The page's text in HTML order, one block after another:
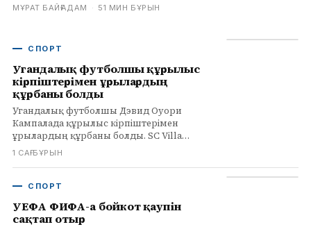
МҰРАТ БАЙҒАДАМ · 51 МИН БҰРЫН
СПОРТ
Угандалық футболшы құрылыс
кірпіштерімен ұрылардың
құрбаны болды
Угандалық футболшы Дэвид Оуори
Кампалада құрылыс кірпіштерімен
ұрылардың құрбаны болды. SC Villa
капитаны әрі ұлттық құрама
1 САҒ БҰРЫН
СПОРТ
УЕФА ФИФА-ға бойкот қаупін
сақтап отыр